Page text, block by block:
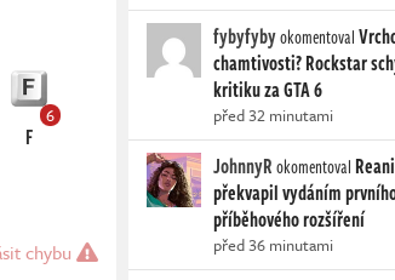
6
F
chybu
fybyfybyokomentoval
chamtivosti? Rockstar
kritiku za GTA 6
před 32 minutami
JohnnyRokomentoval
překvapil vydáním
příběhového rozšíření
před 36 minutami